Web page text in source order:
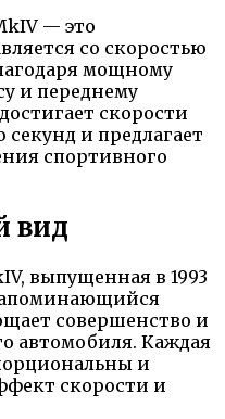
— это
со скоростью
мощному
и переднему
скорости
секунд и предлагает
спортивного
вид
выпущенная в 1993
совершенство и
автомобиля. Каждая
и
скорости и